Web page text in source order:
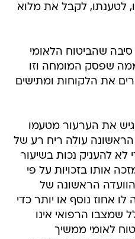
לטענתו, לקבל את מלוא
סיבה שהביטוח הלאומי
שפסק המומחה וזו
את הלקוחות ומתישים
את הערעור מטעמו
עולה ריח רע של
לא להעניק נכות בשיעור
מזכה אותו בזכויות על פי
הוועדה הראשונה של
אחוז נוסף או יותר כדי
שמצבו הרפואי אינו
לאומי ממשיך